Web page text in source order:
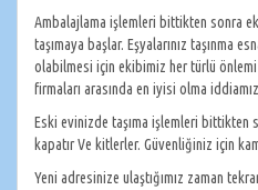
Ambalajlama işlemleri bittikten sonra
taşımaya başlar. Eşyalarınız taşınma
olabilmesi için ekibimiz her türlü
firmaları arasında en iyisi olma
Eski evinizde taşıma işlemleri bittikten
kapatır Ve kitlerler. Güvenliğiniz için
Yeni adresinize ulaştığımız zaman